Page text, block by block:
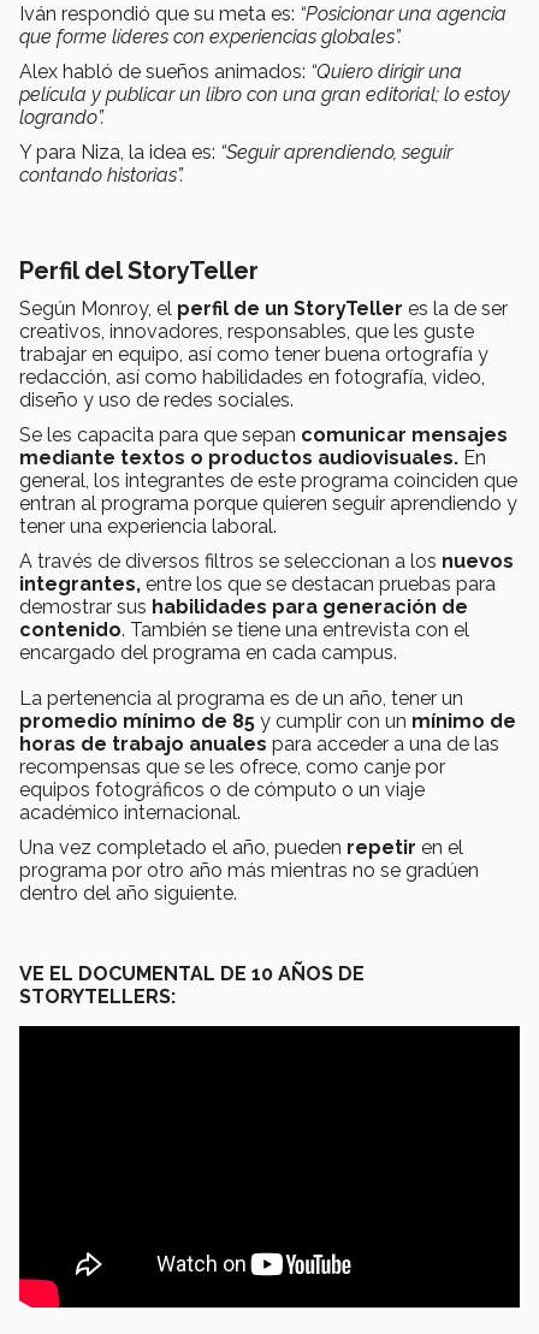
Iván respondió que su meta es: “Posicionar una agencia
que forme líderes con experiencias globales”.
Alex habló de sueños animados: “Quiero dirigir una
película y publicar un libro con una gran editorial; lo estoy
logrando”.
Y para Niza, la idea es: “Seguir aprendiendo, seguir
contando historias”.
Perfil del StoryTeller
Según Monroy, el perfil de un StoryTeller es la de ser
creativos, innovadores, responsables, que les guste
trabajar en equipo, así como tener buena ortografía y
redacción, así como habilidades en fotografía, video,
diseño y uso de redes sociales.
Se les capacita para que sepan comunicar mensajes
mediante textos o productos audiovisuales. En
general, los integrantes de este programa coinciden que
entran al programa porque quieren seguir aprendiendo y
tener una experiencia laboral.
A través de diversos filtros se seleccionan a los nuevos
integrantes, entre los que se destacan pruebas para
demostrar sus habilidades para generación de
contenido. También se tiene una entrevista con el
encargado del programa en cada campus.
La pertenencia al programa es de un año, tener un
promedio mínimo de 85 y cumplir con un mínimo de
horas de trabajo anuales para acceder a una de las
recompensas que se les ofrece, como canje por
equipos fotográficos o de cómputo o un viaje
académico internacional.
Una vez completado el año, pueden repetir en el
programa por otro año más mientras no se gradúen
dentro del año siguiente.
VE EL DOCUMENTAL DE 10 AÑOS DE
STORYTELLERS: